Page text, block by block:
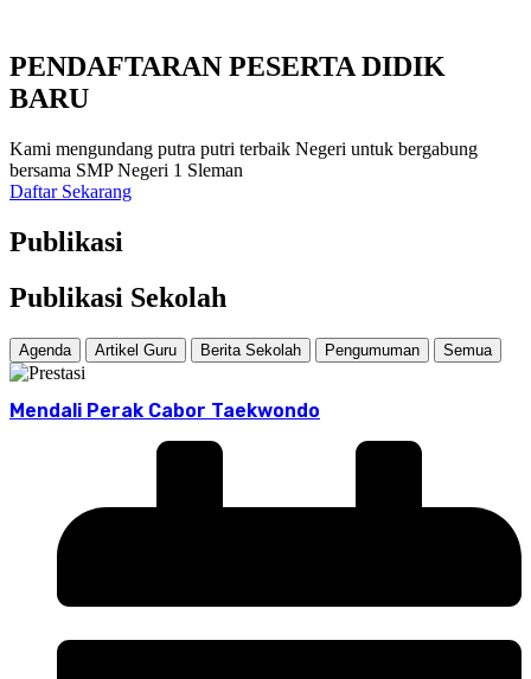
PENDAFTARAN PESERTA DIDIK
BARU
Kami mengundang putra putri terbaik Negeri untuk bergabung
bersama SMP Negeri 1 Sleman
Daftar Sekarang
Publikasi
Publikasi Sekolah
Agenda Artikel Guru Berita Sekolah Pengumuman Semua
Mendali Perak Cabor Taekwondo